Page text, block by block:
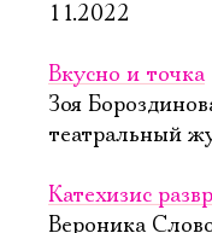
11.2022
Вкусно и точка
Зоя
театральный
Катехизис
Вероника